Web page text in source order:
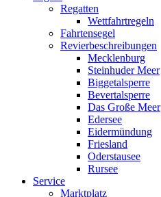
Regatten
Wettfahrtregeln
Fahrtensegel
Revierbeschreibungen
Mecklenburg
Steinhuder Meer
Biggetalsperre
Bevertalsperre
Das Große Meer
Edersee
Eidermündung
Friesland
Oderstausee
Rursee
Service
Marktplatz